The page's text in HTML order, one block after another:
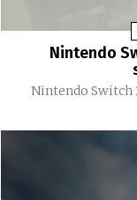
Nintendo